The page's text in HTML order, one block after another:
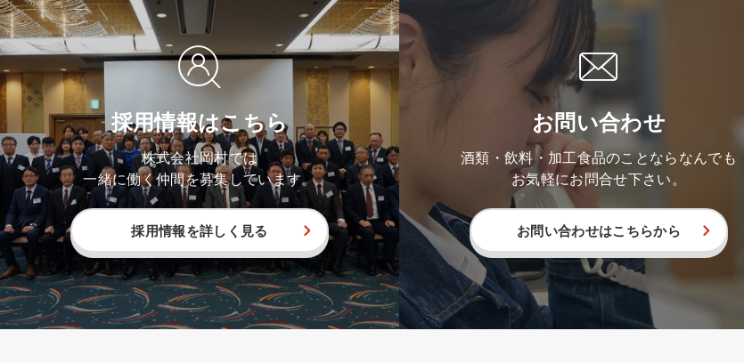
採用情報はこちら
株式会社岡村では
一緒に働く仲間を募集しています。
採用情報を詳しく見る
お問い合わせ
酒類・飲料・加工食品のことならなんでも
お気軽にお問合せ下さい。
お問い合わせはこちらから